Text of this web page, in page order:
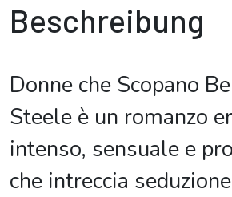
Beschreibung
Donne che Scopano
Steele è un romanzo
intenso, sensuale e
che intreccia